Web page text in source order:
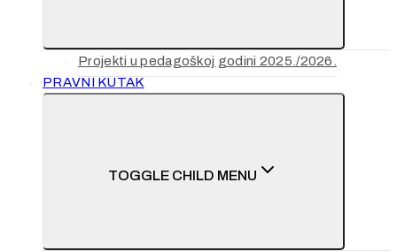
Projekti u pedagoškoj godini 2025./2026.
PRAVNI KUTAK
TOGGLE CHILD MENU